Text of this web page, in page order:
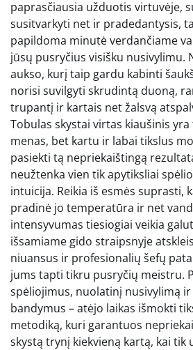
paprasčiausia užduotis virtuvėje,
susitvarkyti net ir pradedantysis,
papildoma minutė verdančiame
jūsų pusryčius visišku nusivylimu.
aukso, kurį taip gardu kabinti
norisi suvilgyti skrudintą duoną,
trupantį ir kartais net žalsvą
Tobulas skystai virtas kiaušinis
menas, bet kartu ir labai tikslus
pasiekti tą nepriekaištingą
neužtenka vien tik apytiksliai
intuicija. Reikia iš esmės suprasti,
pradinė jo temperatūra ir net
intensyvumas tiesiogiai veikia
išsamiame gido straipsnyje
niuansus ir profesionalių šefų
jums tapti tikru pusryčių meistru.
spėliojimus, nuolatinį nusivylimą
bandymus – atėjo laikas išmokti
metodiką, kuri garantuos
skystą trynį kiekvieną kartą, kai tik